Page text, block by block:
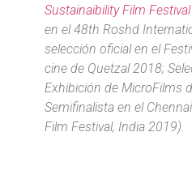
Sustainaibility Film Festival
en el 48th Roshd
selección oficial en el
cine de Quetzal 2018;
Exhibición de MicroFilms
Semifinalista en el
Film Festival, India 2019).